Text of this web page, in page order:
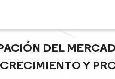
DEL
Y